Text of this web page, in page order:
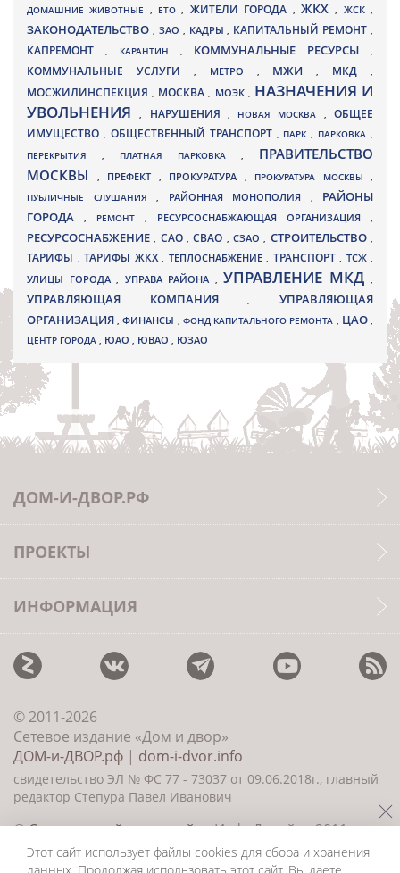
ДОМАШНИЕ ЖИВОТНЫЕ , ЕТО, ЖИТЕЛИ ГОРОДА , ЖКХ, ЖСК,
ЗАКОНОДАТЕЛЬСТВО , ЗАО , КАДРЫ, КАПИТАЛЬНЫЙ РЕМОНТ ,
КАПРЕМОНТ , КАРАНТИН , КОММУНАЛЬНЫЕ РЕСУРСЫ,
КОММУНАЛЬНЫЕ УСЛУГИ , МЕТРО , МЖИ, МКД ,
МОСЖИЛИНСПЕКЦИЯ, МОСКВА , МОЭК , НАЗНАЧЕНИЯ И
УВОЛЬНЕНИЯ, НАРУШЕНИЯ , НОВАЯ МОСКВА ,ОБЩЕЕ
ИМУЩЕСТВО , ОБЩЕСТВЕННЫЙ ТРАНСПОРТ , ПАРК, ПАРКОВКА ,
ПЕРЕКРЫТИЯ , ПЛАТНАЯ ПАРКОВКА , ПРАВИТЕЛЬСТВО
МОСКВЫ
, ПРЕФЕКТ , ПРОКУРАТУРА , ПРОКУРАТУРА МОСКВЫ ,
ПУБЛИЧНЫЕ СЛУШАНИЯ , РАЙОННАЯ МОНОПОЛИЯ , РАЙОНЫ
ГОРОДА
, РЕМОНТ , РЕСУРСОСНАБЖАЮЩАЯ ОРГАНИЗАЦИЯ ,
РЕСУРСОСНАБЖЕНИЕ, САО,СВАО ,СЗАО, СТРОИТЕЛЬСТВО,
ТАРИФЫ , ТАРИФЫ ЖКХ , ТЕПЛОСНАБЖЕНИЕ , ТРАНСПОРТ , ТСЖ ,
УЛИЦЫ ГОРОДА , УПРАВА РАЙОНА , УПРАВЛЕНИЕ МКД ,
УПРАВЛЯЮЩАЯ КОМПАНИЯ,УПРАВЛЯЮЩАЯ
ОРГАНИЗАЦИЯ,ФИНАНСЫ , ФОНД КАПИТАЛЬНОГО РЕМОНТА , ЦАО,
ЦЕНТР ГОРОДА , ЮАО , ЮВАО , ЮЗАО
ДОМ-И-ДВОР.РФ
ПРОЕКТЫ
ИНФОРМАЦИЯ
© 2011-2026
Сетевое издание «Дом и двор»
ДОМ-и-ДВОР.рф | dom-i-dvor.info
свидетельство ЭЛ № ФС 77 - 73037 от 09.06.2018г., главный
редактор Степура Павел Иванович
©Создание сайта и дизайн«ИнфоДизайн» 2011—
2026
Этот сайт использует файлы cookies для сбора и хранения